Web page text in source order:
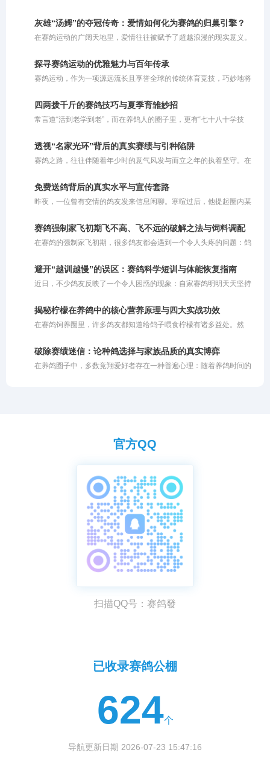
灰雄“汤姆”的夺冠传奇：爱情如何化为赛鸽的归巢引擎？
在赛鸽运动的广阔天地里，爱情往往被赋予了超越浪漫的现实意义。
而对于赛鸽来说，爱情恰恰是它们冲破云霄、拼命飞回巢穴的最强引
擎。在比利时鸽界备受推崇的“鳏夫制”比赛策略中，正是对伴侣那份
深深的眷恋，被巧妙地转化为了赛场上锐不可当的归巢渴望。
探寻赛鸽运动的优雅魅力与百年传承
赛鸽运动，作为一项源远流长且享誉全球的传统体育竞技，巧妙地将
发力定胜负，而是对鸽子与生俱来的归巢本能、持久耐力以及精准方
向感的深度考量。同时，它也是一场考验鸽主科学饲养与训练策略的
综合较量，完美诠释了人与自然和谐共舞的竞技美学。在现代竞翔体
力、智慧与团队协作于一体的优雅盛会。
四两拨千斤的赛鸽技巧与夏季育雏妙招
常言道“活到老学到老”，而在养鸽人的圈子里，更有“七十八十学技
研超出自身脑力和体能极限的繁杂办法。其实不然，这里所说的“技
巧”，更多是指一种**“四两拨千斤”的智慧与策略**。对于年长的鸽友
而言，由于精力和体能的限制，养鸽方式理应顺势而为，巧妙借力。
透视“名家光环”背后的真实赛绩与引种陷阱
赛鸽之路，往往伴随着年少时的意气风发与而立之年的执着坚守。在
袭，甚至从月薪五千的普通人摇身一变成为身价百万的养殖基地老
板。这些真实的成功案例，无疑给广大养鸽人注入了一剂强心针。然
而，随着赛鸽运动的商业化，圈子里也滋生出诸多乱象。昨晚，一位
鸽子飞得好，还独创了一套“免费让别人交费参赛，再拍回奖鸽”的运
竟隐藏着多少真实实力与宣传套
免费送鸽背后的真实水平与宣传套路
昨夜，一位曾有交情的鸽友发来信息闲聊。寒暄过后，他提起圈内某
费提供给鸽友交费参赛，唯一的要求就是把获奖的鸽子拍回来。鸽友
劝我也效仿此法，多送免费鸽子让他人试验，以此扩大知名度，让更
多人体验自家鸽系的实力。他甚至提到，有人用该名家的鸽子在寄养
赛鸽强制家飞初期飞不高、飞不远的破解之法与饲料调配
在赛鸽的强制家飞初期，很多鸽友都会遇到一个令人头疼的问题：鸽
成：一是夏季高温炎热；二是赛鸽的气囊功能尚未完全打开；三是鸽
子之前没有经历过高强度的飞行训练，体能储备不足。
避开“越训越慢”的误区：赛鸽科学短训与体能恢复指南
近日，不少鸽友反映了一个令人困惑的现象：自家赛鸽明明天天坚持
归巢，如今鸽主自己都到家许久了，依然有部分赛鸽在空中徘徊。详
细了解其训练日志后不难发现，问题并非鸽子退步了，而是训练“过了
头”。
揭秘柠檬在养鸽中的核心营养原理与四大实战功效
在赛鸽饲养圈里，许多鸽友都知道给鸽子喂食柠檬有诸多益处。然
这种粗放的投喂方式未能充分挖掘柠檬的潜藏价值。柠檬之所以在禽
类养殖中备受推崇，背后有着扎实的营养学支撑。若不明就里地盲目
使用，不仅会白白浪费优质资源的核心功效，甚至可能因浓度过高或
破除赛绩迷信：论种鸽选择与家族品质的真实博弈
在养鸽圈子中，多数竞翔爱好者存在一种普遍心理：随着养鸽时间的
官方QQ
扫描QQ号：赛鸽發
已收录赛鸽公棚
624个
导航更新日期 2026-07-23 15:47:16